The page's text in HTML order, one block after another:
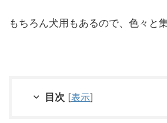
もちろん犬用もあるので、色々と
目次 [表示]